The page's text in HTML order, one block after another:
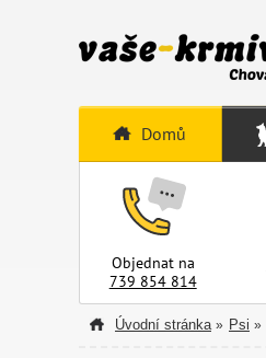
Domů
Objednat na
739 854 814
Úvodní stránka » Psi »